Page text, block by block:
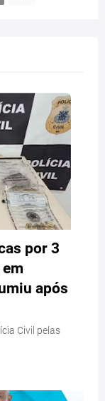
por 3
após
Civil pelas